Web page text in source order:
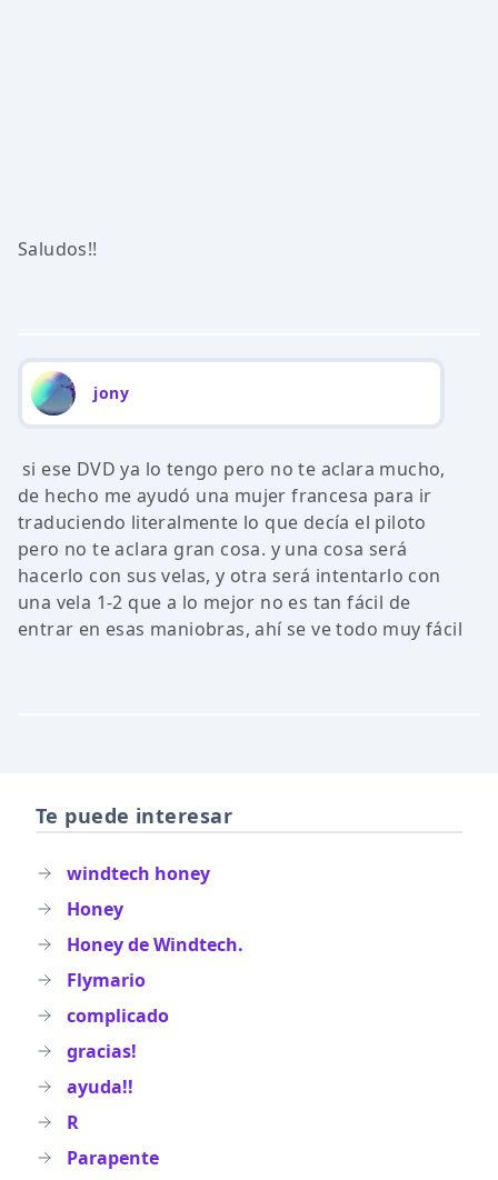
Saludos!!
jony
si ese DVD ya lo tengo pero no te aclara mucho,
de hecho me ayudó una mujer francesa para ir
traduciendo literalmente lo que decía el piloto
pero no te aclara gran cosa. y una cosa será
hacerlo con sus velas, y otra será intentarlo con
una vela 1-2 que a lo mejor no es tan fácil de
entrar en esas maniobras, ahí se ve todo muy fácil
Te puede interesar
windtech honey
Honey
Honey de Windtech.
Flymario
complicado
gracias!
ayuda!!
R
Parapente